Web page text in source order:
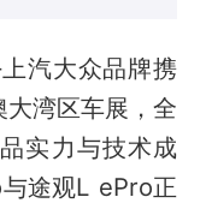
汽大众品牌携
湾区车展，全
实力与技术成
途观L ePro正